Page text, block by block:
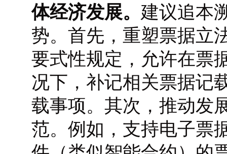
体经济发展。 建议追本
势。首先，重塑票据立
要式性规定，允许在票
况下，补记相关票据记
载事项。其次，推动发
范。例如，支持电子票